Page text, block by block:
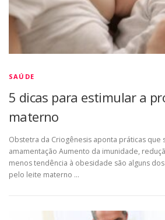
SAÚDE
5 dicas para estimular a
materno
Obstetra da Criogênesis aponta práticas que
amamentação Aumento da imunidade,
menos tendência à obesidade são alguns
pelo leite materno …